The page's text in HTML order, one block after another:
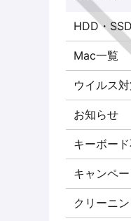
HDD・
Mac一覧
ウイルス
お知らせ
キーボード
キャンペ
クリーニ